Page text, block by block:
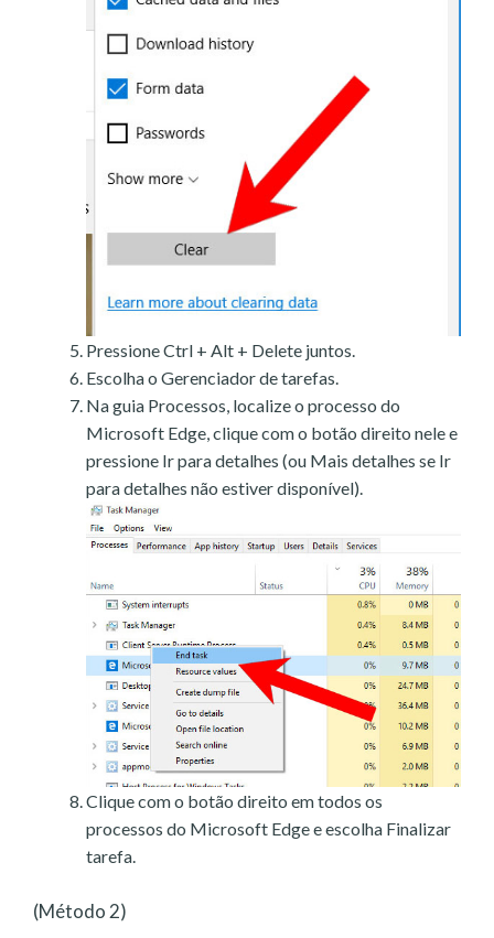
Pressione Ctrl + Alt + Delete juntos.
Escolha o Gerenciador de tarefas.
Na guia Processos, localize o processo do
Microsoft Edge, clique com o botão direito nele e
pressione Ir para detalhes (ou Mais detalhes se Ir
para detalhes não estiver disponível).
Clique com o botão direito em todos os
processos do Microsoft Edge e escolha Finalizar
tarefa.
(Método 2)